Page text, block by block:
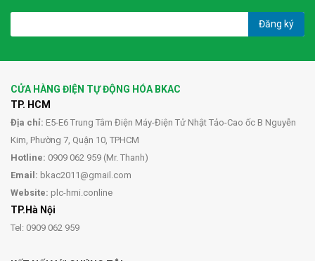
Đăng ký
CỬA HÀNG ĐIỆN TỰ ĐỘNG HÓA BKAC
TP. HCM
Địa chỉ: E5-E6 Trung Tâm Điện Máy-Điện Tử Nhật Tảo-Cao ốc B Nguyễn
Kim, Phường 7, Quận 10, TPHCM
Hotline: 0909 062 959 (Mr. Thanh)
Email: bkac2011@gmail.com
Website: plc-hmi.conline
TP.Hà Nội
Tel: 0909 062 959